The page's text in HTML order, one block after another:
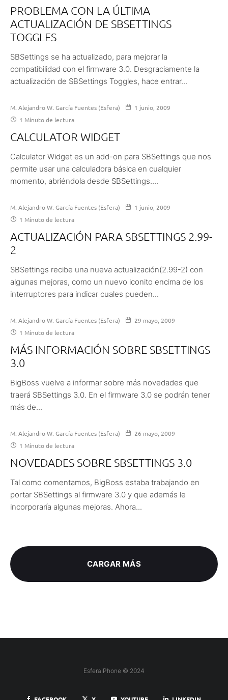
PROBLEMA CON LA ÚLTIMA
ACTUALIZACIÓN DE SBSETTINGS
TOGGLES
SBSettings se ha actualizado, para mejorar la
compatibilidad con el firmware 3.0. Desgraciamente la
actualización de SBSettings Toggles, hace entrar...
M. Alejandro W. García Fuentes (Esfera)
1 junio, 2009
1 Minuto de lectura
CALCULATOR WIDGET
Calculator Widget es un add-on para SBSettings que nos
permite usar una calculadora básica en cualquier
momento, abriéndola desde SBSettings....
M. Alejandro W. García Fuentes (Esfera)
1 junio, 2009
1 Minuto de lectura
ACTUALIZACIÓN PARA SBSETTINGS 2.99-
2
SBSettings recibe una nueva actualización(2.99-2) con
algunas mejoras, como un nuevo iconito encima de los
interruptores para indicar cuales pueden...
M. Alejandro W. García Fuentes (Esfera)
29 mayo, 2009
1 Minuto de lectura
MÁS INFORMACIÓN SOBRE SBSETTINGS
3.0
BigBoss vuelve a informar sobre más novedades que
traerá SBSettings 3.0. En el firmware 3.0 se podrán tener
más de...
M. Alejandro W. García Fuentes (Esfera)
26 mayo, 2009
1 Minuto de lectura
NOVEDADES SOBRE SBSETTINGS 3.0
Tal como comentamos, BigBoss estaba trabajando en
portar SBSettings al firmware 3.0 y que además le
incorporaría algunas mejoras. Ahora...
CARGAR MÁS
EsferaiPhone © 2024